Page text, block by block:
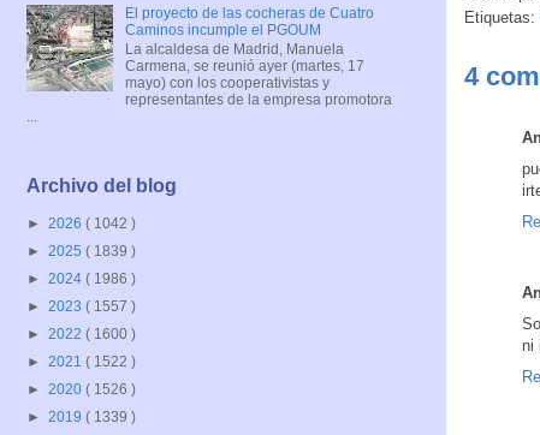
Etiquetas:
4
ni
El proyecto de las cocheras de Cuatro
Caminos incumple el PGOUM
La alcaldesa de Madrid, Manuela
Carmena, se reunió ayer (martes, 17
mayo) con los cooperativistas y
representantes de la empresa promotora
...
Archivo del blog
► 2026 ( 1042 )
► 2025 ( 1839 )
► 2024 ( 1986 )
► 2023 ( 1557 )
► 2022 ( 1600 )
► 2021 ( 1522 )
► 2020 ( 1526 )
► 2019 ( 1339 )